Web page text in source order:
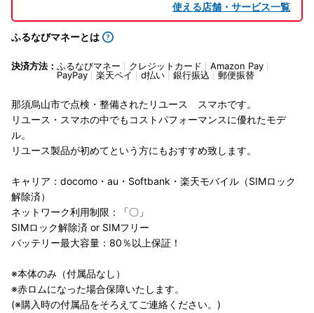
使える店舗・サービス一覧
ふるなびマネーとは
決済方法： ふるなびマネー クレジットカード
Amazon Pay
PayPay
楽天ペイ d払い 銀行振込 郵便振替
那須烏山市で点検・整備されたリユース スマホです。
リユース・スマホの中でもコストパフォーマンスに優れたモデ
ル。
リユース製品が初めてという方にもおすすめ致します。
キャリア：docomo・au・Softbank・楽天モバイル（SIMロック
解除済）
ネットワーク利用制限：「〇」
SIMロック解除済 or SIMフリー
バッテリー最大容量：80％以上保証！
※本体のみ（付属品なし）
※赤ロムになった場合保障いたします。
(※購入時の付属品をそろえてご連絡ください。)